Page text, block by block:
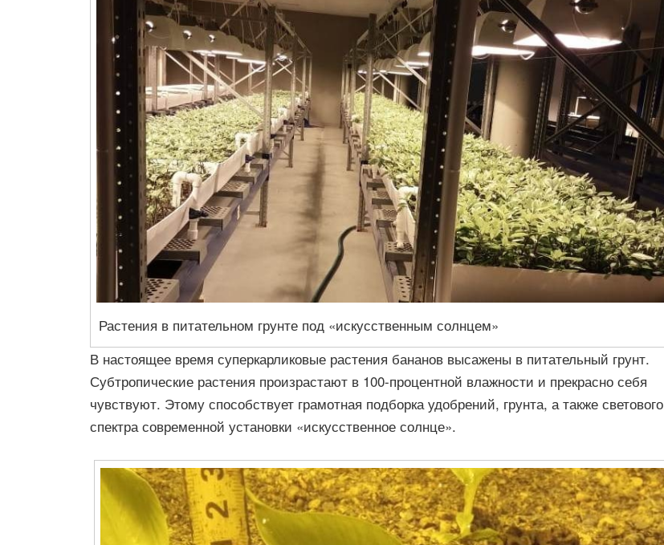
Растения в питательном грунте под «искусственным солнцем»
В настоящее время суперкарликовые растения бананов высажены в питательный грунт.
Субтропические растения произрастают в 100-процентной влажности и прекрасно себя
чувствуют. Этому способствует грамотная подборка удобрений, грунта, а также светового
спектра современной установки «искусственное солнце».